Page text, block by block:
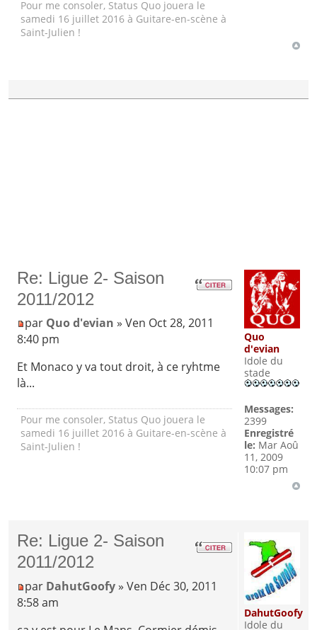
Pour me consoler, Status Quo jouera le
samedi 16 juillet 2016 à Guitare-en-scène à
Saint-Julien !
Re: Ligue 2- Saison
2011/2012
par Quo d'evian » Ven Oct 28, 2011
8:40 pm
Et Monaco y va tout droit, à ce ryhtme
là...
Pour me consoler, Status Quo jouera le
samedi 16 juillet 2016 à Guitare-en-scène à
Saint-Julien !
Quo
d'evian
Idole du
stade
Messages:
2399
Enregistré
le: Mar Aoû
11, 2009
10:07 pm
Re: Ligue 2- Saison
2011/2012
par DahutGoofy » Ven Déc 30, 2011
8:58 am
DahutGoofy
Idole du